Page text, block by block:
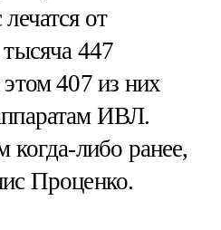
от
447
407 из них
ИВЛ.
либо ранее,
Проценко.